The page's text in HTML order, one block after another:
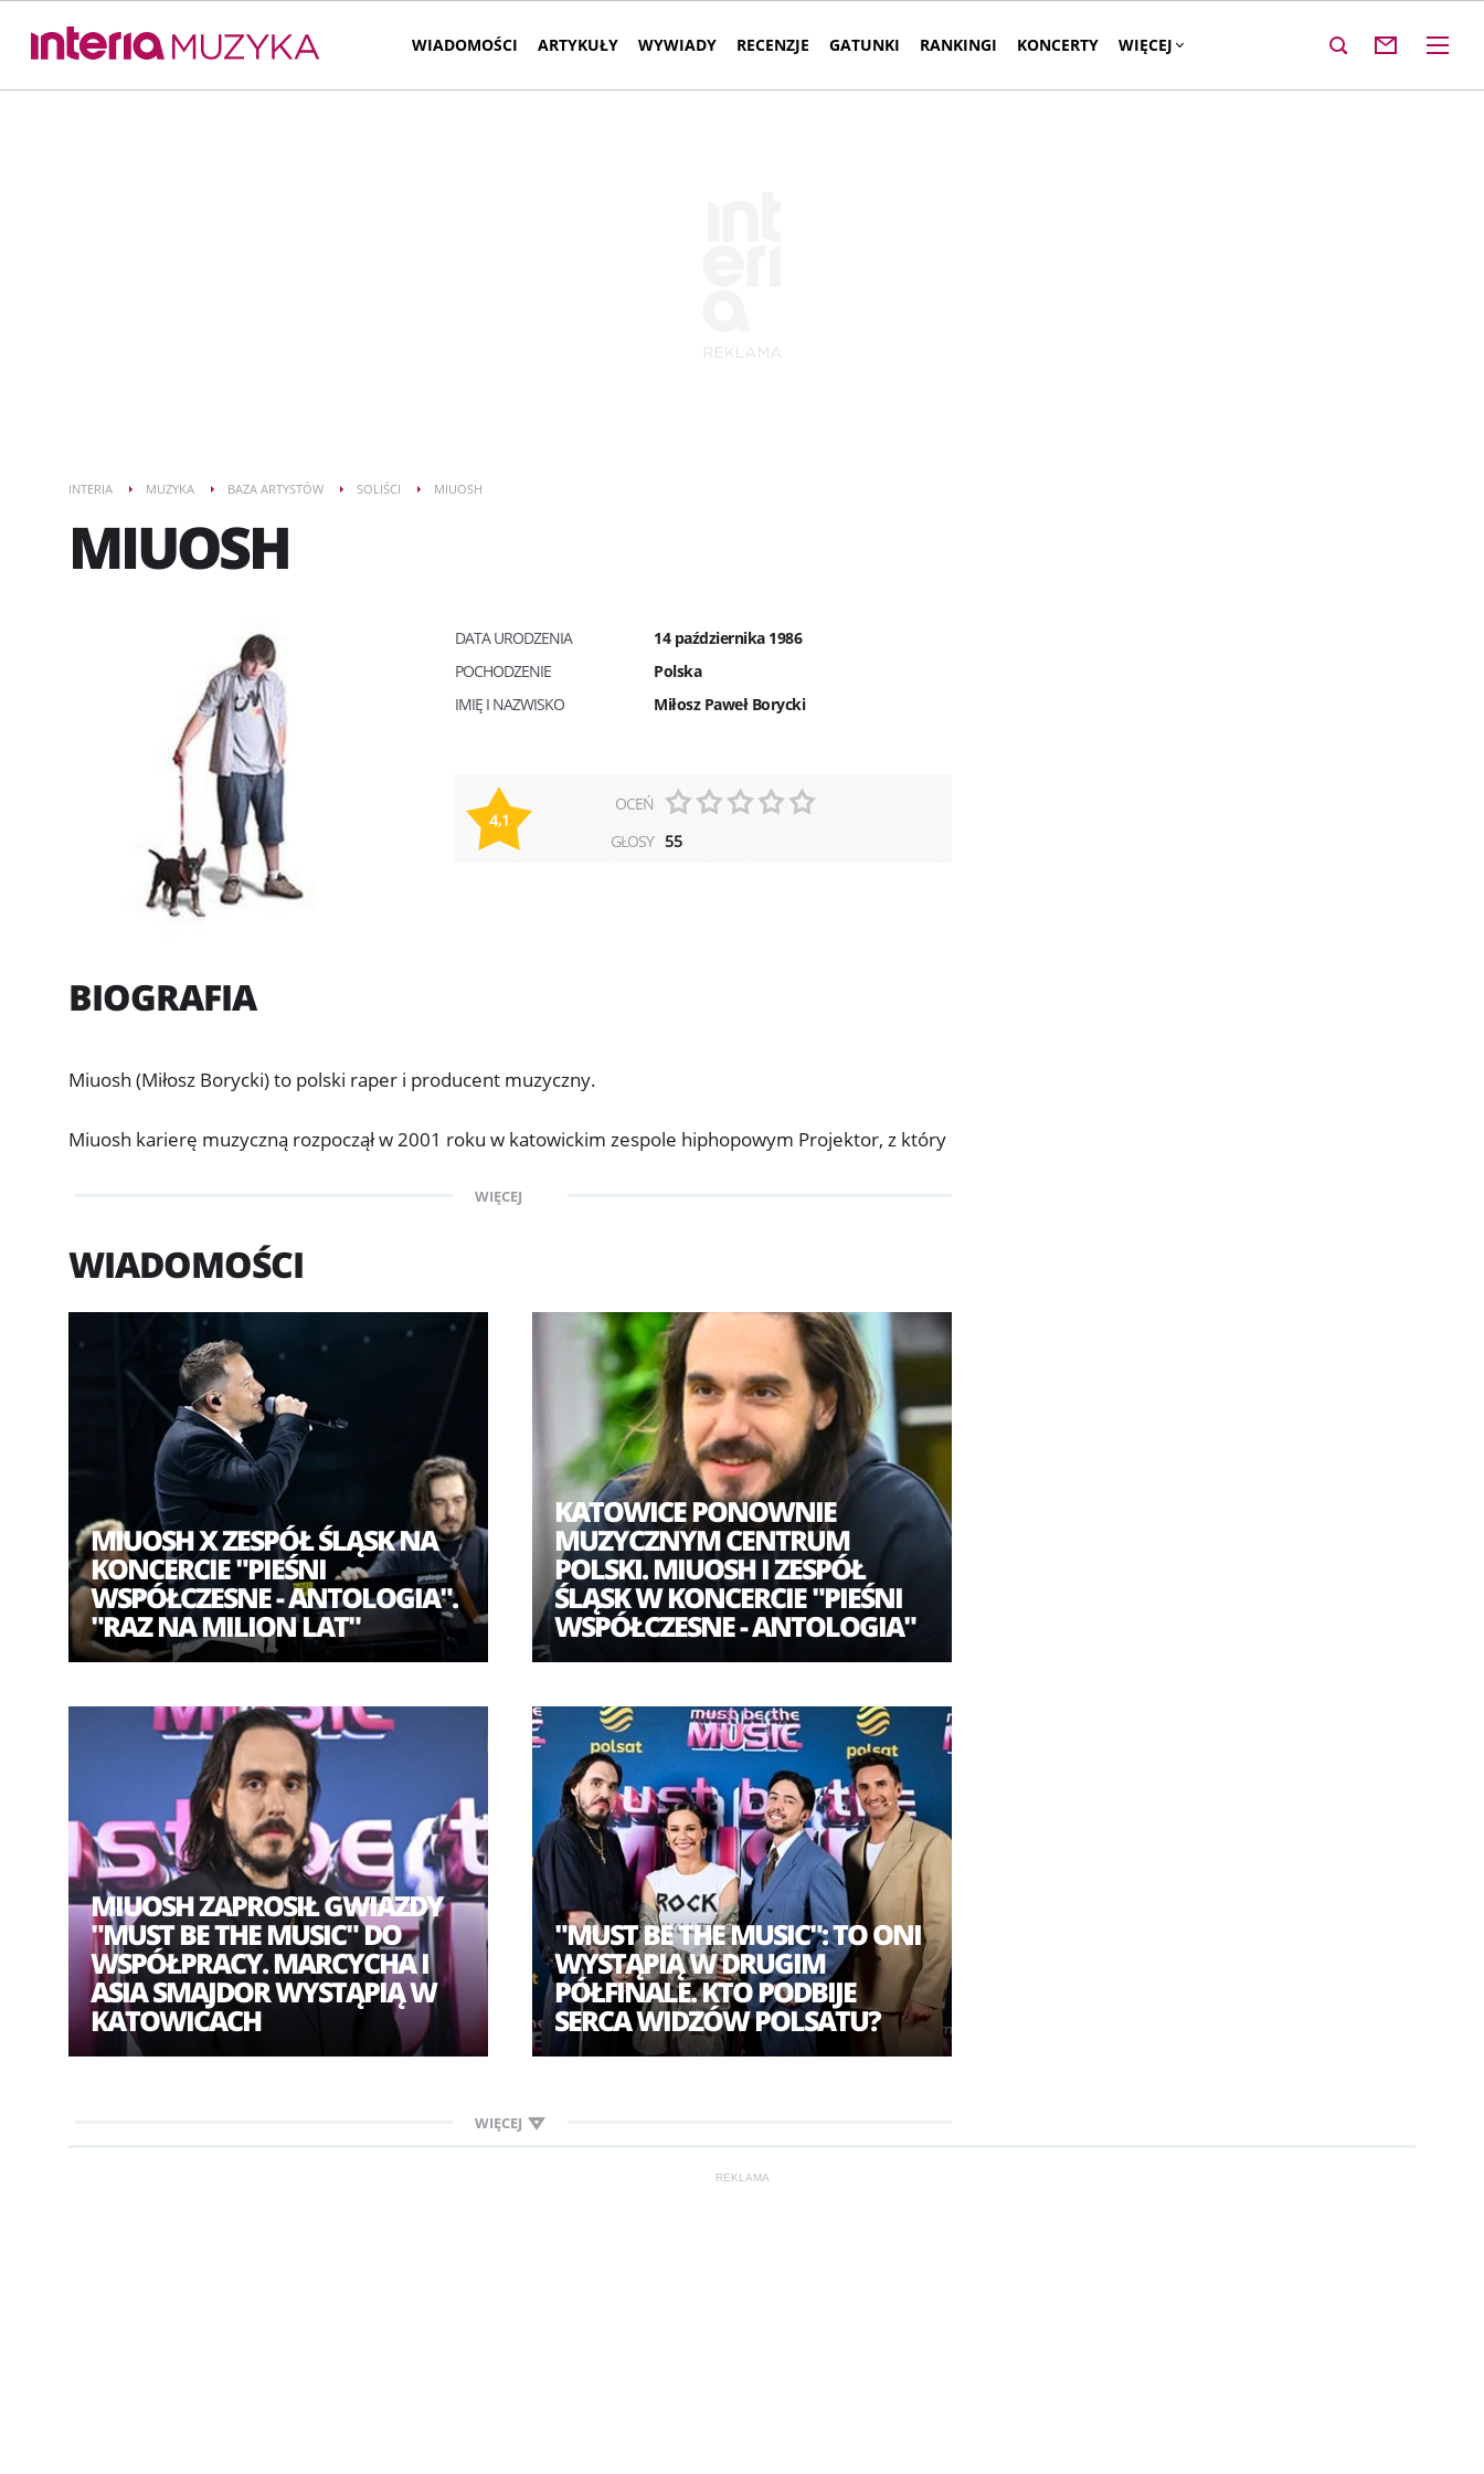
WIADOMOŚCI ARTYKUŁY WYWIADY RECENZJE GATUNKI RANKINGI KONCERTY WIĘCEJ
INTERIA MUZYKA BAZA ARTYSTÓW SOLIŚCI MIUOSH
MIUOSH
DATA URODZENIA
14 października 1986
POCHODZENIE
Polska
IMIĘ I NAZWISKO
Miłosz Paweł Borycki
4,1
OCEŃ
GŁOSY 55
BIOGRAFIA
Miuosh (Miłosz Borycki) to polski raper i producent muzyczny.
Miuosh karierę muzyczną rozpoczął w 2001 roku w katowickim zespole hiphopowym Projektor, z który
Jako Miuosh wdał dziewięć studyjnych albumów: "Projekcje" (2007r.), "Maue LP" (2007r., własnym
"Pogrzeb" (2009r.), "Piąta strona świata" (2011r.), "Prosto przed siebie" (2012r.), "Nowe światło"
(2013r., płyta nagrana w duecie z Onarem), "Pan z Katowic" (2014r.) i "Ulice bogów" (2015r.).
Ponadto raper w swoim dorobku ma album koncertowy "2015", na którym zalazł się zapis występu
nagranego w siedzibie Narodowej Orkiestry Symfonicznej Polskiego Radia, który muzyk zaprezentował
wraz z Narodową Orkiestrą Symfoniczną Polskiego Radia w Katowicach pod dyrekcją Radzimira "Jimka"
Dębskiego. Gościnnie w koncercie udział wzięli: raper Joka (Kaliber 44), wokalistka Katarzyna Gołomska
(Lilly Hates Roses) oraz Jan "Kyks" Skrzek.
WIĘCEJ
WIADOMOŚCI
MIUOSH X ZESPÓŁ ŚLĄSK NA
KONCERCIE "PIEŚNI
WSPÓŁCZESNE - ANTOLOGIA".
"RAZ NA MILION LAT"
KATOWICE PONOWNIE
MUZYCZNYM CENTRUM
POLSKI. MIUOSH I ZESPÓŁ
ŚLĄSK W KONCERCIE "PIEŚNI
WSPÓŁCZESNE - ANTOLOGIA"
MIUOSH ZAPROSIŁ GWIAZDY
"MUST BE THE MUSIC" DO
WSPÓŁPRACY. MARCYCHA I
ASIA SMAJDOR WYSTĄPIĄ W
KATOWICACH
"MUST BE THE MUSIC": TO ONI
WYSTĄPIĄ W DRUGIM
PÓŁFINALE. KTO PODBIJE
SERCA WIDZÓW POLSATU?
WIĘCEJ
REKLAMA